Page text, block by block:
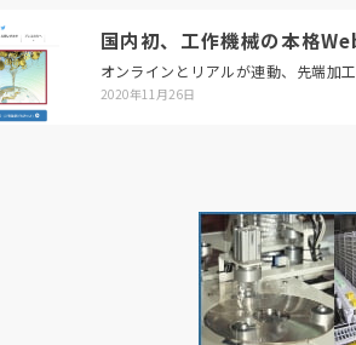
国内初、工作機械の本格
オンラインとリアルが連動、先端加
2020年11月26日